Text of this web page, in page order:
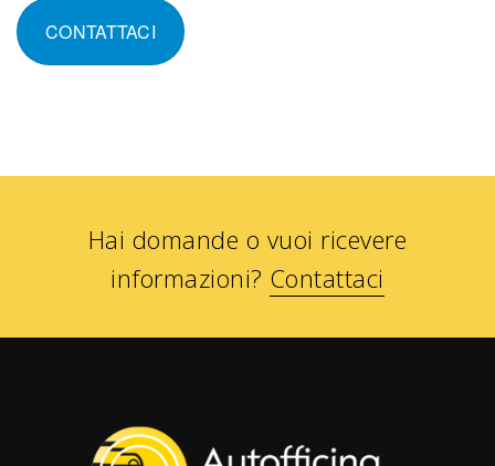
CONTATTACI
Hai domande o vuoi ricevere
informazioni? Contattaci